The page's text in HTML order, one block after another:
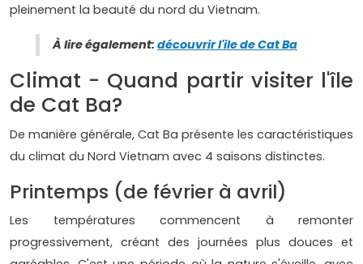
pleinement la beauté du nord du Vietnam.
À lire également: découvrir l'ile de Cat Ba
Climat - Quand partir visiter l'île
de Cat Ba?
De manière générale, Cat Ba présente les caractéristiques
du climat du Nord Vietnam avec 4 saisons distinctes.
Printemps (de février à avril)
Les températures commencent à remonter
progressivement, créant des journées plus douces et